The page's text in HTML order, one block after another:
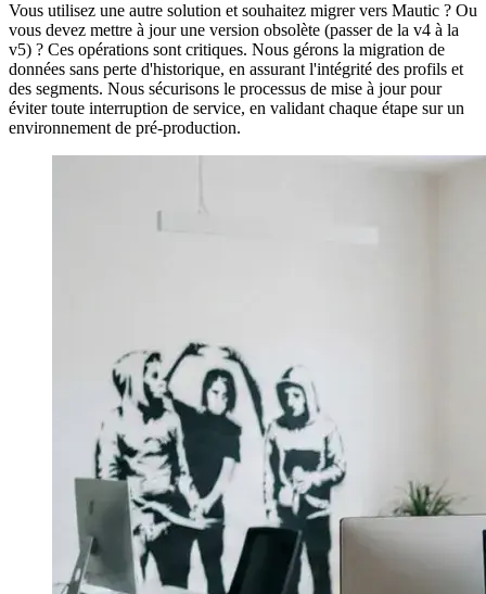
Vous utilisez une autre solution et souhaitez migrer vers Mautic ? Ou
vous devez mettre à jour une version obsolète (passer de la v4 à la
v5) ? Ces opérations sont critiques. Nous gérons la migration de
données sans perte d'historique, en assurant l'intégrité des profils et
des segments. Nous sécurisons le processus de mise à jour pour
éviter toute interruption de service, en validant chaque étape sur un
environnement de pré-production.